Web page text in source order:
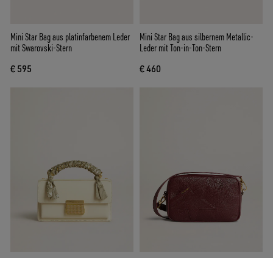
Mini Star Bag aus platinfarbenem Leder
mit Swarovski-Stern
€ 595
Mini Star Bag aus silbernem Metallic-
Leder mit Ton-in-Ton-Stern
€ 460